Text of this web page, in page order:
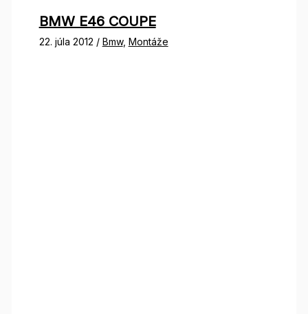
BMW E46 COUPE
22. júla 2012 / Bmw, Montáže